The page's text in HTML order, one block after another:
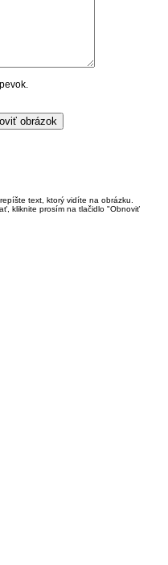
text, ktorý vidíte na obrázku.
kliknite prosím na tlačidlo "Obnoviť